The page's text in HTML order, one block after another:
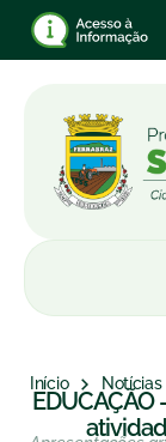
Início Notícias